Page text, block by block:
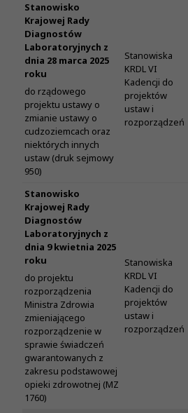
Stanowisko
Krajowej Rady
Diagnostów
Laboratoryjnych z
dnia 28 marca 2025
roku
do rządowego
projektu ustawy o
zmianie ustawy o
cudzoziemcach oraz
niektórych innych
ustaw (druk sejmowy
950)
Stanowiska
KRDL VI
Kadencji do
projektów
ustaw i
rozporządzeń
Stanowisko
Krajowej Rady
Diagnostów
Laboratoryjnych z
dnia 9 kwietnia 2025
roku
do projektu
rozporządzenia
Ministra Zdrowia
zmieniającego
rozporządzenie w
sprawie świadczeń
gwarantowanych z
zakresu podstawowej
opieki zdrowotnej (MZ
1760)
Stanowiska
KRDL VI
Kadencji do
projektów
ustaw i
rozporządzeń